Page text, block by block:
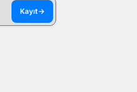
Kayıt→